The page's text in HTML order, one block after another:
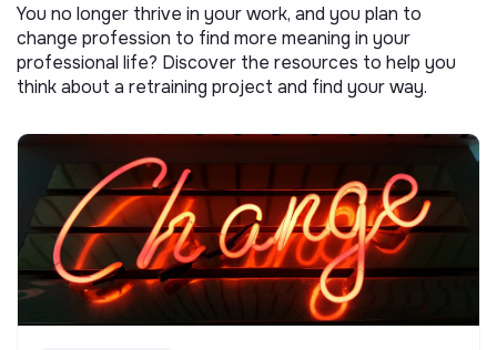
You no longer thrive in your work, and you plan to
change profession to find more meaning in your
professional life? Discover the resources to help you
think about a retraining project and find your way.